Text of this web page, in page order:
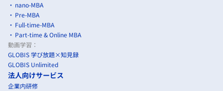
nano-MBA
Pre-MBA
Full-time-MBA
Part-time & Online MBA
動画学習：
GLOBIS 学び放題×知見録
GLOBIS Unlimited
法人向けサービス
企業内研修